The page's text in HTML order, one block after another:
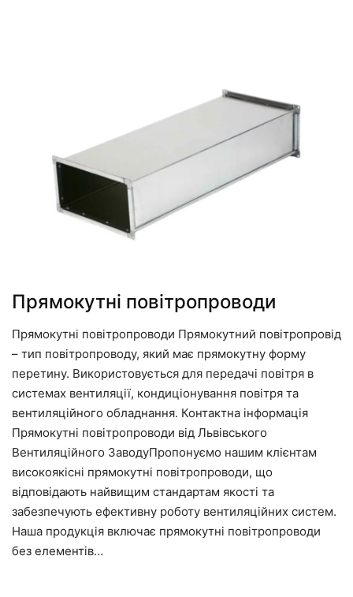
Прямокутні повітропроводи
Прямокутні повітропроводи Прямокутний повітропровід
– тип повітропроводу, який має прямокутну форму
перетину. Використовується для передачі повітря в
системах вентиляції, кондиціонування повітря та
вентиляційного обладнання. Контактна інформація
Прямокутні повітропроводи від Львівського
Вентиляційного ЗаводуПропонуємо нашим клієнтам
високоякісні прямокутні повітропроводи, що
відповідають найвищим стандартам якості та
забезпечують ефективну роботу вентиляційних систем.
Наша продукція включає прямокутні повітропроводи
без елементів…